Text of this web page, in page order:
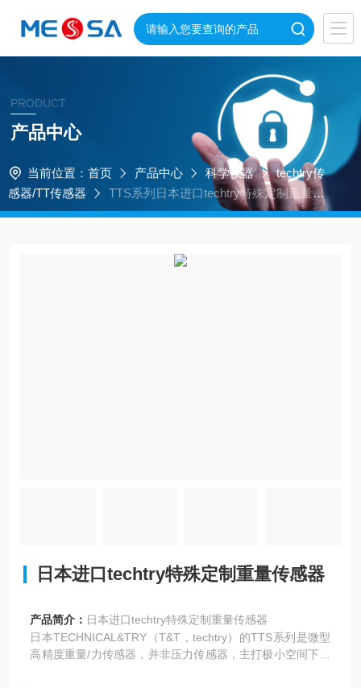
PRODUCT
产品中心
当前位置： 首页 产品中心 科学仪器
techtry传
感器/TT传感器
TTS系列日本进口techtry特殊定制重量传
感器
日本进口techtry特殊定制重量传感器
产品简介： 日本进口techtry特殊定制重量传感器
日本TECHNICAL&TRY（T&T，techtry）的TTS系列是微型
高精度重量/力传感器，并非压力传感器，主打极小空间下的